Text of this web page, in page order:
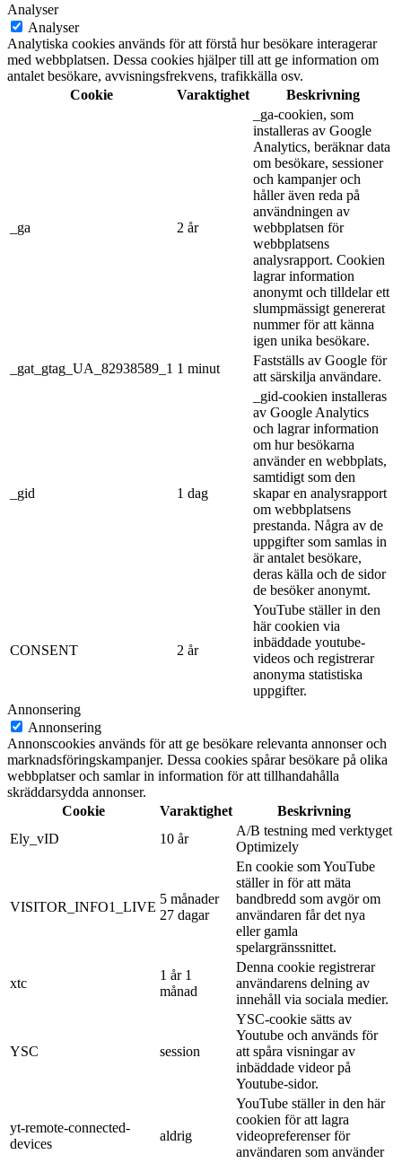
Analyser
Analyser
Analytiska cookies används för att förstå hur besökare interagerar
med webbplatsen. Dessa cookies hjälper till att ge information om
antalet besökare, avvisningsfrekvens, trafikkälla osv.
Cookie
Varaktighet Beskrivning
_ga 2 år
_ga-cookien, som
installeras av Google
Analytics, beräknar data
om besökare, sessioner
och kampanjer och
håller även reda på
användningen av
webbplatsen för
webbplatsens
analysrapport. Cookien
lagrar information
anonymt och tilldelar ett
slumpmässigt genererat
nummer för att känna
igen unika besökare.
_gat_gtag_UA_82938589_1 1 minut
Fastställs av Google för
att särskilja användare.
_gid 1 dag
_gid-cookien installeras
av Google Analytics
och lagrar information
om hur besökarna
använder en webbplats,
samtidigt som den
skapar en analysrapport
om webbplatsens
prestanda. Några av de
uppgifter som samlas in
är antalet besökare,
deras källa och de sidor
de besöker anonymt.
CONSENT 2 år
YouTube ställer in den
här cookien via
inbäddade youtube-
videos och registrerar
anonyma statistiska
uppgifter.
Annonsering
Annonsering
Annonscookies används för att ge besökare relevanta annonser och
marknadsföringskampanjer. Dessa cookies spårar besökare på olika
webbplatser och samlar in information för att tillhandahålla
skräddarsydda annonser.
Cookie
Varaktighet
Beskrivning
Ely_vID
10 år
A/B testning med verktyget
Optimizely
VISITOR_INFO1_LIVE
5 månader
27 dagar
En cookie som YouTube
ställer in för att mäta
bandbredd som avgör om
användaren får det nya
eller gamla
spelargränssnittet.
xtc
1 år 1
månad
Denna cookie registrerar
användarens delning av
innehåll via sociala medier.
YSC session
YSC-cookie sätts av
Youtube och används för
att spåra visningar av
inbäddade videor på
Youtube-sidor.
yt-remote-connected-
devices
aldrig
YouTube ställer in den här
cookien för att lagra
videopreferenser för
användaren som använder